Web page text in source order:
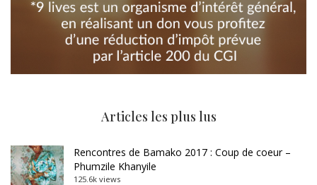
Articles les plus lus
Rencontres de Bamako 2017 : Coup de coeur –
Phumzile Khanyile
125.6k views